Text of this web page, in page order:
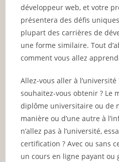
développeur web, et votre
présentera des défis
plupart des carrières de
une forme similaire. Tout
comment vous allez
Allez-vous aller à
souhaitez-vous obtenir ? Le
diplôme universitaire ou de
manière ou d’une autre à
n’allez pas à l’université,
certification ? Avec ou sans
un cours en ligne payant ou